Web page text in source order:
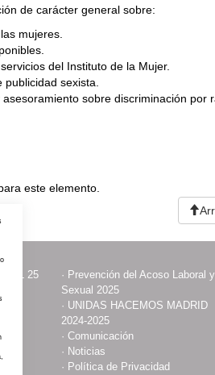
de carácter general sobre:
mujeres.
del Instituto de la Mujer.
publicidad sexista.
sobre discriminación por
este elemento.
DEL 25
· Prevención del Acoso Laboral y
Sexual 2025
· UNIDAS HACEMOS MADRID
2024-2025
·Comunicación
· Noticias
· Política de Privacidad